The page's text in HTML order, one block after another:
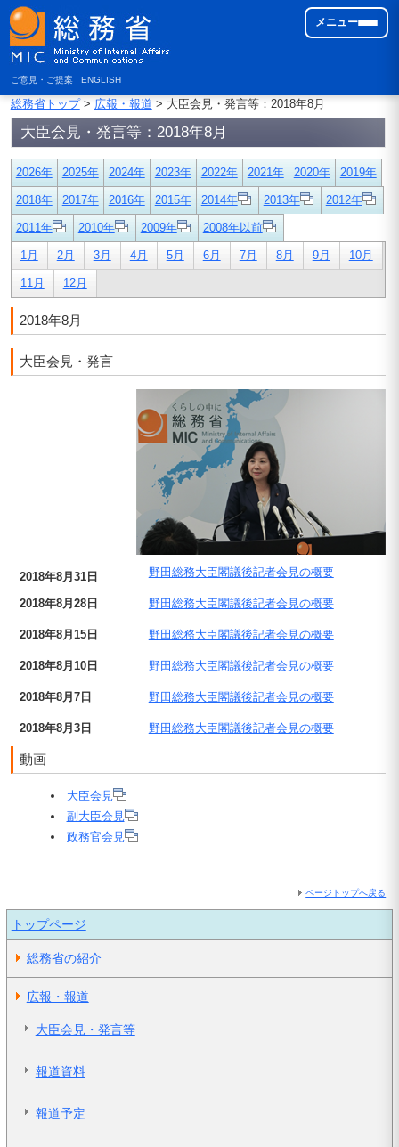
ご意見・ご提案 ENGLISH
メニュー
総務省トップ> 広報・報道 > 大臣会見・発言等：2018年8月
大臣会見・発言等：2018年8月
2026年 2025年 2024年 2023年 2022年 2021年 2020年 2019年
2018年 2017年 2016年 2015年 2014年 2013年 2012年
2011年 2010年 2009年 2008年以前
1月 2月 3月 4月 5月 6月 7月 8月 9月 10月
11月 12月
2018年8月
大臣会見・発言
2018年8月31日 野田総務大臣閣議後記者会見の概要
2018年8月28日 野田総務大臣閣議後記者会見の概要
2018年8月15日 野田総務大臣閣議後記者会見の概要
2018年8月10日 野田総務大臣閣議後記者会見の概要
2018年8月7日 野田総務大臣閣議後記者会見の概要
2018年8月3日 野田総務大臣閣議後記者会見の概要
動画
大臣会見
副大臣会見
政務官会見
ページトップへ戻る
トップページ
総務省の紹介
広報・報道
大臣会見・発言等
報道資料
報道予定